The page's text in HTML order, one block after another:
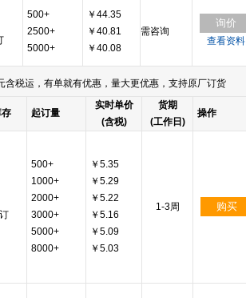
500+
2500+
5000+
￥44.35
￥40.81
￥40.08
需咨询
询价
查看资料
税运，有单就有优惠，量大更优惠，支持原厂订货
起订量
实时单价
(含税)
货期
(工作日)
操作
500+
1000+
2000+
3000+
5000+
8000+
￥5.35
￥5.29
￥5.22
￥5.16
￥5.09
￥5.03
1-3周 购买